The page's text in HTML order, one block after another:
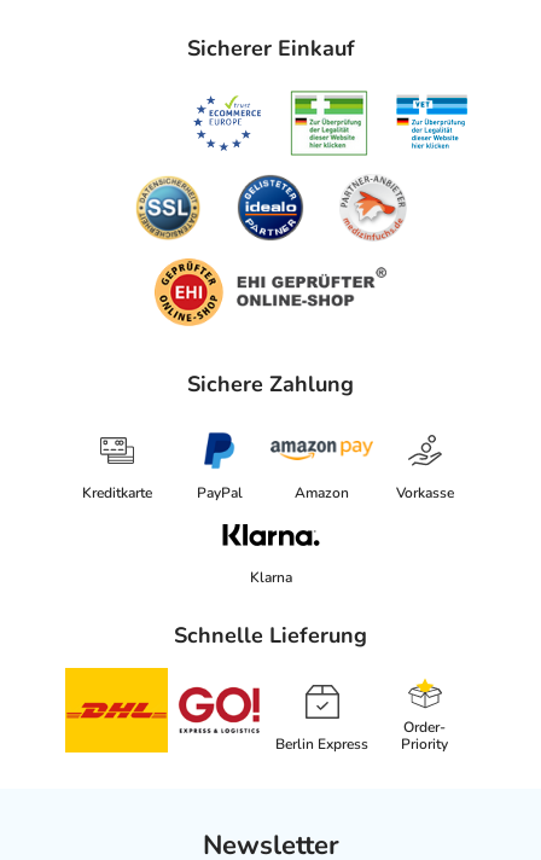
Sicherer Einkauf
Sichere Zahlung
Kreditkarte PayPal Amazon Vorkasse
Klarna
Schnelle Lieferung
Berlin Express
Order-
Priority
Newsletter